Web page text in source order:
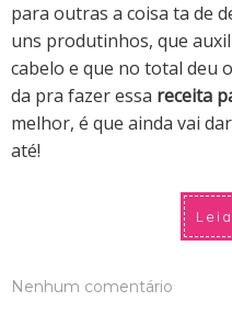
para outras a coisa ta de
uns produtinhos, que
cabelo e que no total deu
da pra fazer essa receita
melhor, é que ainda vai
até!
Nenhum comentário